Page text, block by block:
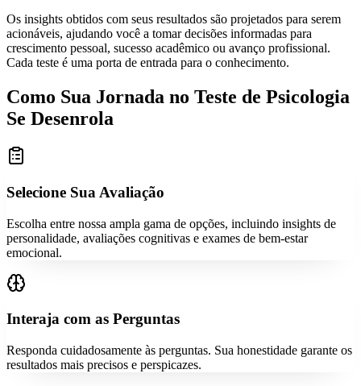
Os insights obtidos com seus resultados são projetados para serem
acionáveis, ajudando você a tomar decisões informadas para
crescimento pessoal, sucesso acadêmico ou avanço profissional.
Cada teste é uma porta de entrada para o conhecimento.
Como Sua Jornada no Teste de Psicologia
Se Desenrola
Selecione Sua Avaliação
Escolha entre nossa ampla gama de opções, incluindo insights de
personalidade, avaliações cognitivas e exames de bem-estar
emocional.
Interaja com as Perguntas
Responda cuidadosamente às perguntas. Sua honestidade garante os
resultados mais precisos e perspicazes.